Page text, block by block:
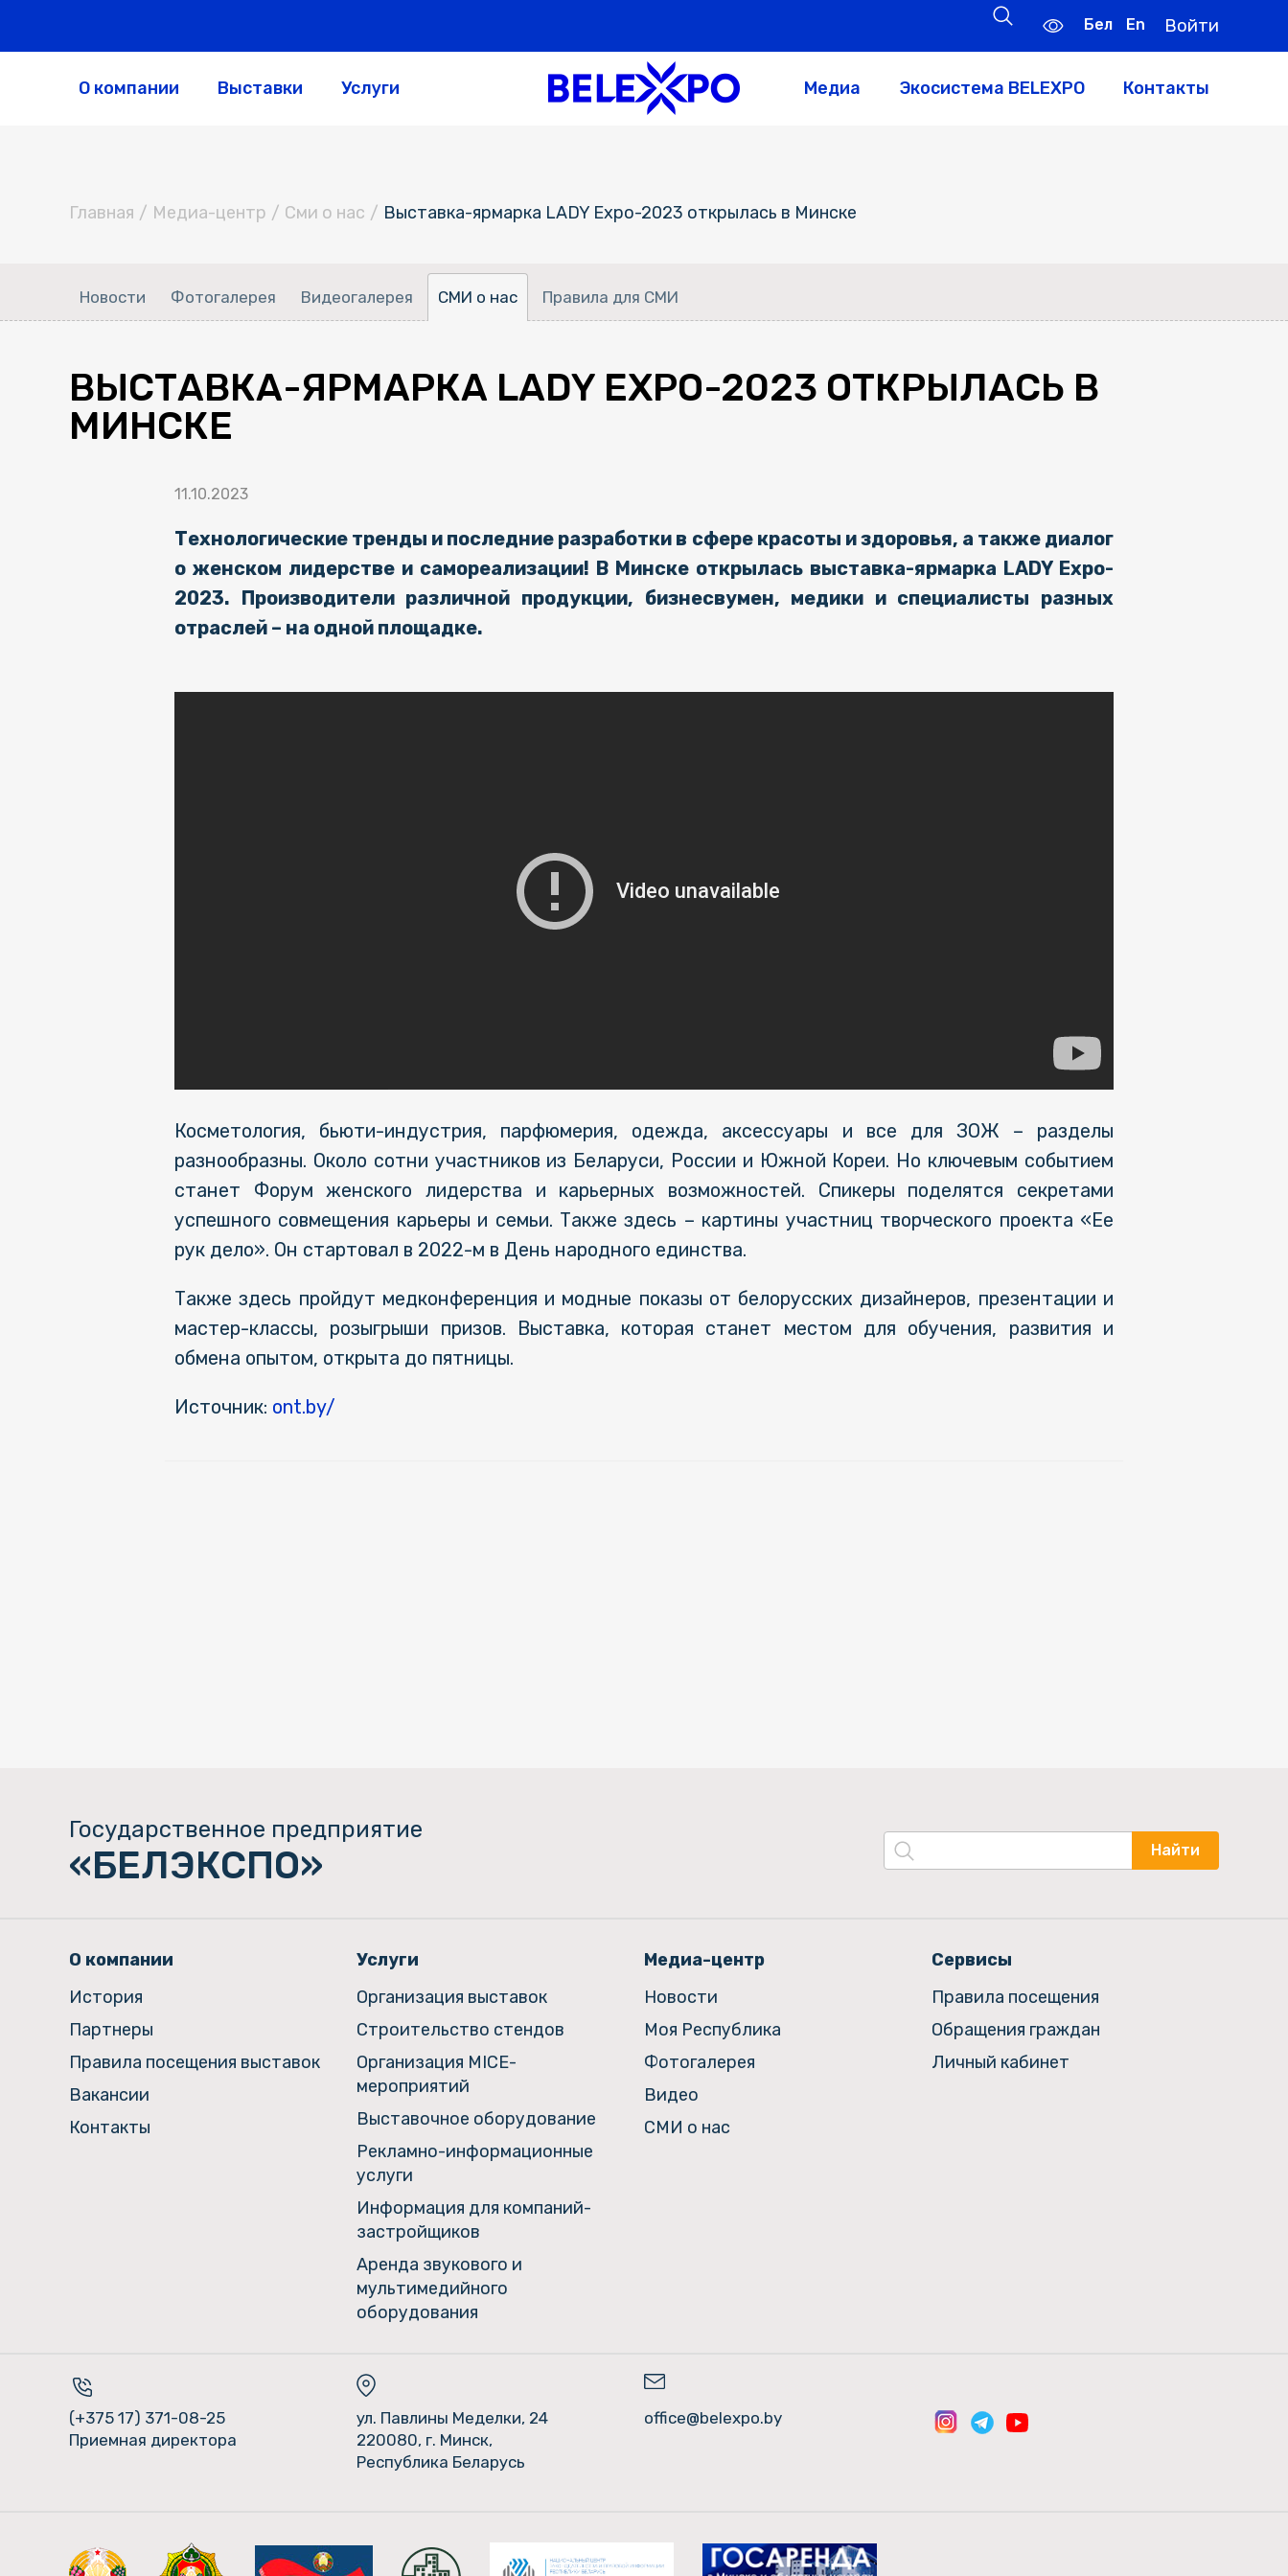
Бел En Войти
О компании Выставки Услуги Медиа Экосистема BELEXPO Контакты
Главная / Медиа-центр / Сми о нас / Выставка-ярмарка LADY Expo-2023 открылась в Минске
Новости Фотогалерея Видеогалерея СМИ о нас Правила для СМИ
ВЫСТАВКА-ЯРМАРКА LADY EXPO-2023 ОТКРЫЛАСЬ В
МИНСКЕ
11.10.2023
Технологические тренды и последние разработки в сфере красоты и здоровья, а также диалог
о женском лидерстве и самореализации! В Минске открылась выставка-ярмарка LADY Expo-
2023. Производители различной продукции, бизнесвумен, медики и специалисты разных
отраслей – на одной площадке.
Косметология, бьюти-индустрия, парфюмерия, одежда, аксессуары и все для ЗОЖ – разделы
разнообразны. Около сотни участников из Беларуси, России и Южной Кореи. Но ключевым событием
станет Форум женского лидерства и карьерных возможностей. Спикеры поделятся секретами
успешного совмещения карьеры и семьи. Также здесь – картины участниц творческого проекта «Ее
рук дело». Он стартовал в 2022-м в День народного единства.
Также здесь пройдут медконференция и модные показы от белорусских дизайнеров, презентации и
мастер-классы, розыгрыши призов. Выставка, которая станет местом для обучения, развития и
обмена опытом, открыта до пятницы.
Источник: ont.by/
Государственное предприятие
«БЕЛЭКСПО» Найти
О компании
История
Партнеры
Правила посещения выставок
Вакансии
Контакты
Услуги
Организация выставок
Строительство стендов
Организация MICE-
мероприятий
Выставочное оборудование
Рекламно-информационные
услуги
Информация для компаний-
застройщиков
Аренда звукового и
мультимедийного
оборудования
Медиа-центр
Новости
Моя Республика
Фотогалерея
Видео
СМИ о нас
Сервисы
Правила посещения
Обращения граждан
Личный кабинет
(+375 17) 371-08-25
Приемная директора
ул. Павлины Меделки, 24
220080, г. Минск,
Республика Беларусь
office@belexpo.by